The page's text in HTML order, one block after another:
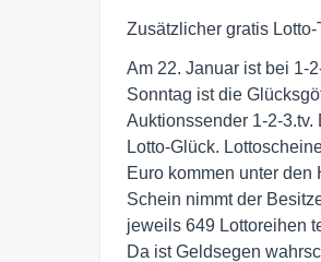
Zusätzlicher gratis
Am 22. Januar ist bei 1-
Sonntag ist die
Auktionssender 1-2-
Lotto-Glück.
Euro kommen unter den
Schein nimmt der
jeweils 649 Lottoreihen
Da ist Geldsegen